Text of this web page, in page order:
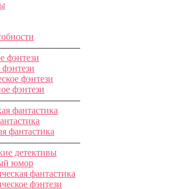
фэнтези
фэнтези
фэнтези
фантастика
фантастика
детективы
юмор
фантастика
фэнтези